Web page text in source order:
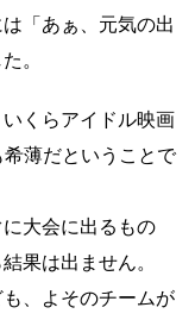
「あぁ、元気の出
。
くらアイドル映画
薄だということで
大会に出るもの
果は出ません。
、よそのチームが